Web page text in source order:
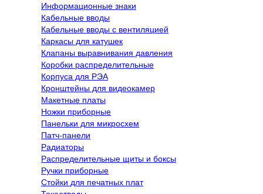
Информационные знаки
Кабельные вводы
Кабельные вводы с вентиляцией
Каркасы для катушек
Клапаны выравнивания давления
Коробки распределительные
Корпуса для РЭА
Кронштейны для видеокамер
Макетные платы
Ножки приборные
Панельки для микросхем
Патч-панели
Радиаторы
Распределительные щиты и боксы
Ручки приборные
Стойки для печатных плат